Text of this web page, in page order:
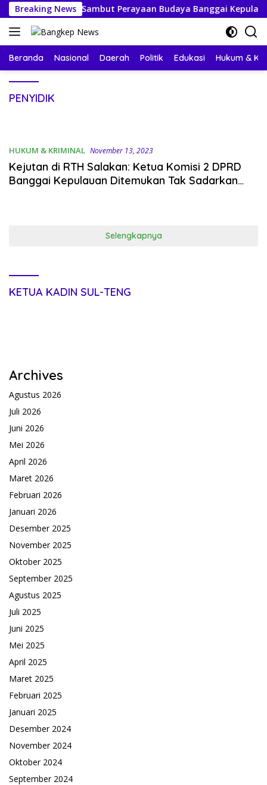
Langsung
ke
konten
Breaking News
Bersiap Sambut Perayaan Budaya Banggai Kepulauan
Beranda Nasional Daerah Politik Edukasi Hukum &
PENYIDIK
HUKUM & KRIMINAL November 13, 2023
Kejutan di RTH Salakan: Ketua Komisi 2 DPRD
Banggai Kepulauan Ditemukan Tak Sadarkan
Selengkapnya
KETUA KADIN SUL-TENG
Archives
Agustus 2026
Juli 2026
Juni 2026
Mei 2026
April 2026
Maret 2026
Februari 2026
Januari 2026
Desember 2025
November 2025
Oktober 2025
September 2025
Agustus 2025
Juli 2025
Juni 2025
Mei 2025
April 2025
Maret 2025
Februari 2025
Januari 2025
Desember 2024
November 2024
Oktober 2024
September 2024